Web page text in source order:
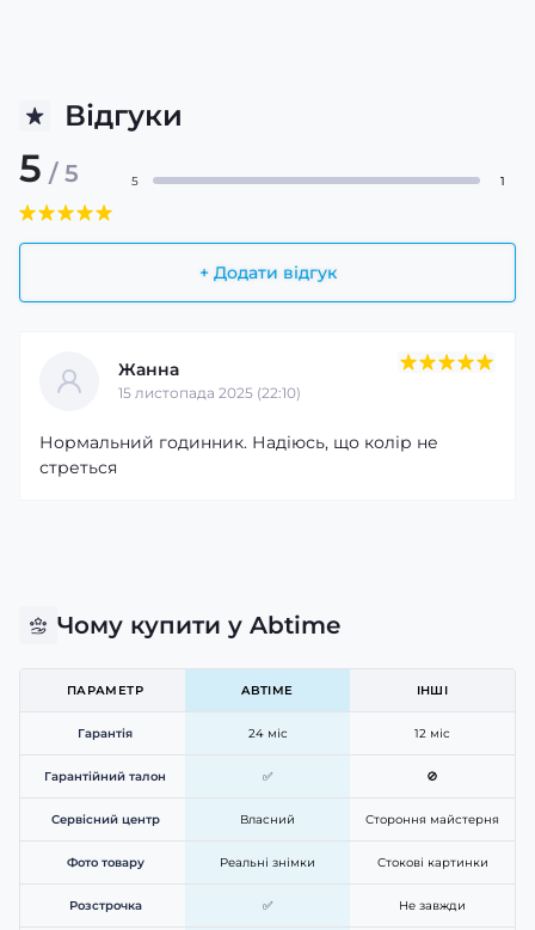
Відгуки
5 / 5
+ Додати відгук
5 1
Жанна
15 листопада 2025 (22:10)
Нормальний годинник. Надіюсь, що колір не
стреться
Чому купити у Abtime
ПАРАМЕТР ABTIME ІНШІ
Гарантія 24 міс 12 міс
Гарантійний талон ✅ 🚫
Сервісний центр Власний Стороння майстерня
Фото товару Реальні знімки Стокові картинки
Розстрочка ✅ Не завжди